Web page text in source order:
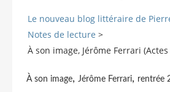
Le nouveau blog littéraire de
Notes de lecture >
À son image, Jérôme Ferrari
À son image, Jérôme Ferrari, rentrée